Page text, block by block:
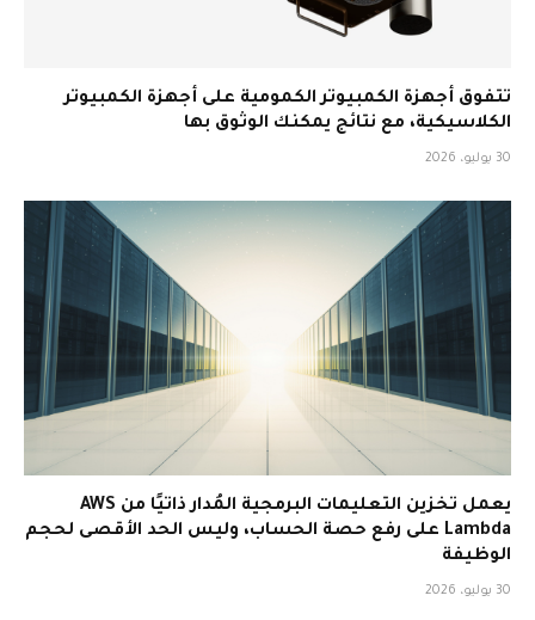
تتفوق أجهزة الكمبيوتر الكمومية على أجهزة الكمبيوتر
الكلاسيكية، مع نتائج يمكنك الوثوق بها
30 يوليو، 2026
يعمل تخزين التعليمات البرمجية المُدار ذاتيًا من AWS
Lambda على رفع حصة الحساب، وليس الحد الأقصى لحجم
الوظيفة
30 يوليو، 2026